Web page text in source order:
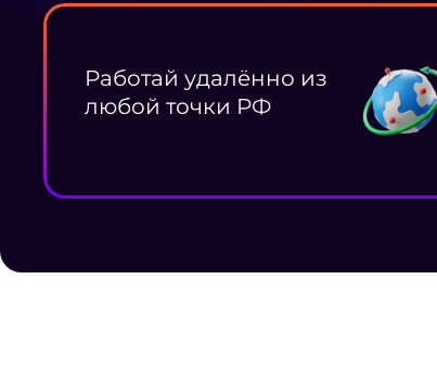
Работай удалённо из
любой точки РФ